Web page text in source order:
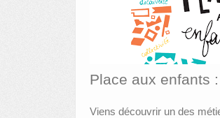
Place aux enfants
Viens découvrir un des